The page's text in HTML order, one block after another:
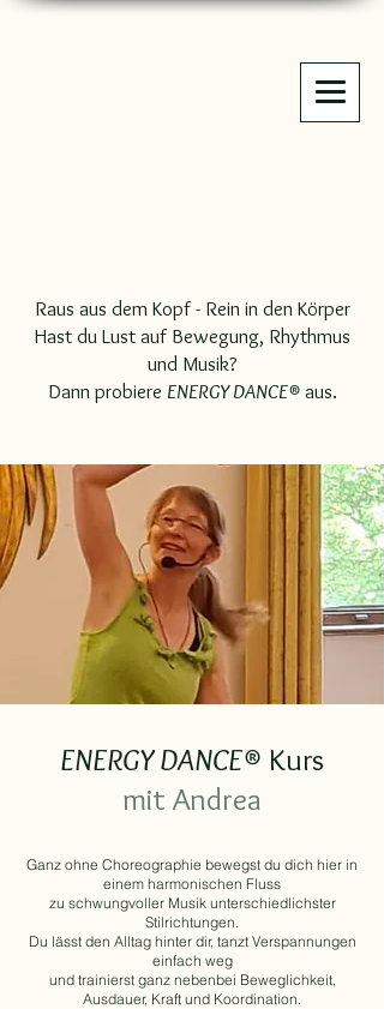
Raus aus dem Kopf - Rein in den Körper
Hast du Lust auf Bewegung, Rhythmus
und Musik?
Dann probiere ENERGY DANCE®aus.
ENERGY DANCE® Kurs
mit Andrea
Ganz ohne Choreographie bewegst du dich hier in
einem harmonischen Fluss
zu schwungvoller Musik unterschiedlichster
Stilrichtungen.
Du lässt den Alltag hinter dir, tanzt Verspannungen
einfach weg
und trainierst ganz nebenbei Beweglichkeit,
Ausdauer, Kraft und Koordination.